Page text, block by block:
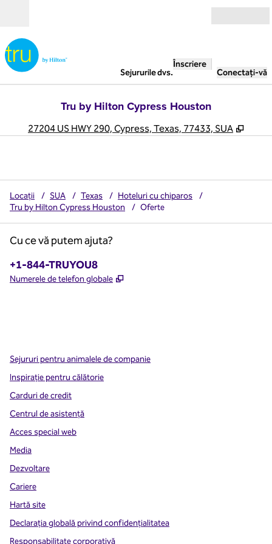
Sejururile dvs.
Înscriere
Conectați-vă
Tru by Hilton Cypress Houston
27204 US HWY 290, Cypress, Texas, 77433, SUA ,
Locații / SUA / Texas / Hoteluri cu chiparos
/
Tru by Hilton Cypress Houston
/ Oferte
Cu ce vă putem ajuta?
Telefon:
+1-844-TRUYOU8
Numerele de telefon globale ,
Sejururi pentru animalele de companie
Inspirație pentru călătorie
Carduri de credit
Centrul de asistență
Acces special web
Media
Dezvoltare
Cariere
Hartă site
Declarația globală privind confidenţialitatea
Responsabilitate corporativă